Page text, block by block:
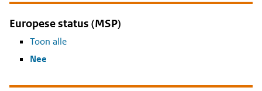
Europese status (MSP)
Toon alle
Nee